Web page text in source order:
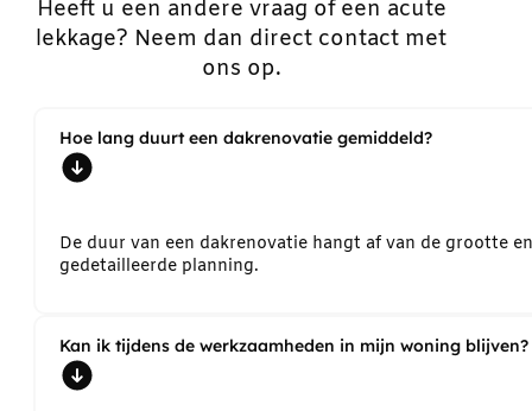
Heeft u een andere vraag of een acute
lekkage? Neem dan direct contact met
ons op.
Hoe lang duurt een dakrenovatie gemiddeld?
De duur van een dakrenovatie hangt af van de grootte
gedetailleerde planning.
Kan ik tijdens de werkzaamheden in mijn woning blijven?